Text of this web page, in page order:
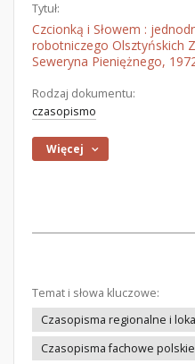
Tytuł:
Czcionką i Słowem :
robotniczego Olsztyńskich
Seweryna Pieniężnego,
Rodzaj dokumentu:
czasopismo
Więcej
Temat i słowa kluczowe:
Czasopisma regionalne i
Czasopisma fachowe polskie